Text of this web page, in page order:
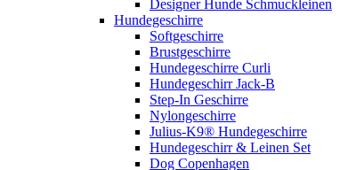
Designer Hunde Schmuckleinen
Hundegeschirre
Softgeschirre
Brustgeschirre
Hundegeschirre Curli
Hundegeschirr Jack-B
Step-In Geschirre
Nylongeschirre
Julius-K9® Hundegeschirre
Hundegeschirr & Leinen Set
Dog Copenhagen